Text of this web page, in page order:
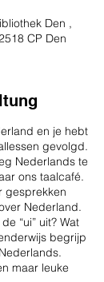
Den ,
CP Den
en je hebt
gevolgd.
Nederlands te
ons taalcafé.
gesprekken
Nederland.
“ui” uit? Wat
begrijp
maar leuke